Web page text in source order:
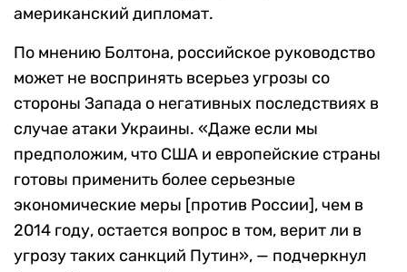
американский дипломат.
По мнению Болтона, российское руководство
может не воспринять всерьез угрозы со
стороны Запада о негативных последствиях в
случае атаки Украины. «Даже если мы
предположим, что США и европейские страны
готовы применить более серьезные
экономические меры [против России], чем в
2014 году, остается вопрос в том, верит ли в
угрозу таких санкций Путин», — подчеркнул